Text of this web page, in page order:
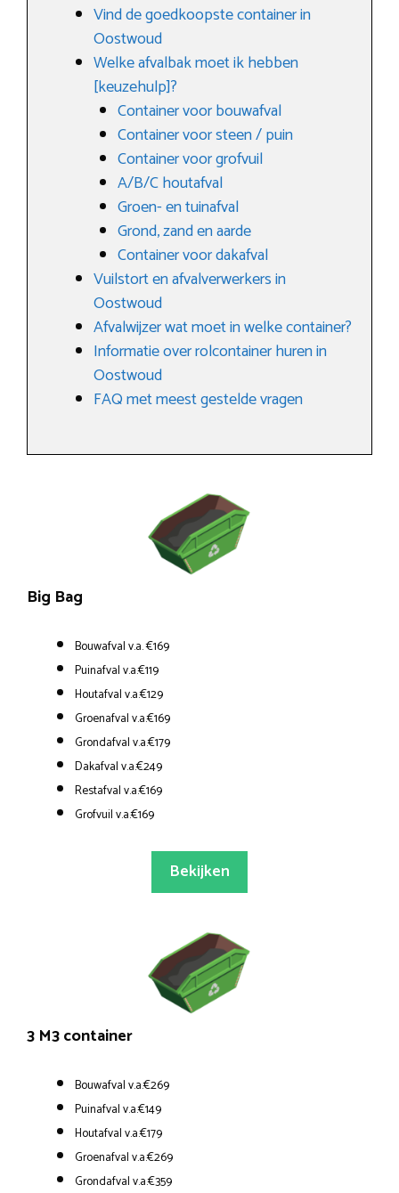
Vind de goedkoopste container in
Oostwoud
Welke afvalbak moet ik hebben
[keuzehulp]?
Container voor bouwafval
Container voor steen / puin
Container voor grofvuil
A/B/C houtafval
Groen- en tuinafval
Grond, zand en aarde
Container voor dakafval
Vuilstort en afvalverwerkers in
Oostwoud
Afvalwijzer wat moet in welke container?
Informatie over rolcontainer huren in
Oostwoud
FAQ met meest gestelde vragen
Big Bag
Bouwafval v.a. €169
Puinafval v.a.€119
Houtafval v.a.€129
Groenafval v.a.€169
Grondafval v.a.€179
Dakafval v.a.€249
Restafval v.a.€169
Grofvuil v.a.€169
Bekijken
3 M3 container
Bouwafval v.a.€269
Puinafval v.a.€149
Houtafval v.a.€179
Groenafval v.a.€269
Grondafval v.a.€359